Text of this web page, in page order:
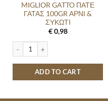
MIGLIOR GATTO ΠΑΤΕ
ΓΑΤΑΣ 100GR ΑΡΝΙ &
ΣΥΚΩΤΙ
€0,98
MIGLIOR GATTO ΠΑΤΕ ΓΑΤΑΣ
ADD TO CART